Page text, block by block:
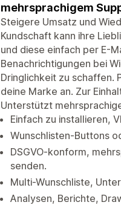
mehrsprachigem
Steigere Umsatz und
Kundschaft kann ihre
und diese einfach per E-
Benachrichtigungen bei
Dringlichkeit zu schaffen.
deine Marke an. Zur
Unterstützt
Einfach zu installieren,
Wunschlisten-Buttons
DSGVO-konform,
senden.
Multi-Wunschliste,
Analysen, Berichte,